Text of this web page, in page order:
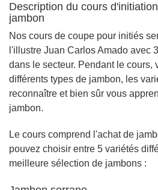
Description du cours
jambon
Nos cours de coupe pour initiés
l'illustre Juan Carlos Amado avec
dans le secteur. Pendant le cours,
différents types de jambon, les
reconnaître et bien sûr vous
jambon.
Le cours comprend l'achat de
pouvez choisir entre 5 variétés
meilleure sélection de jambons :